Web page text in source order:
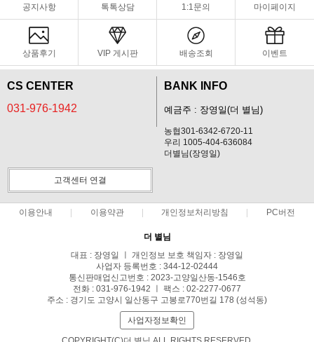
공지사항 톡톡상담 1:1문의 마이페이지
상품후기 VIP 게시판 배송조회 이벤트
CS CENTER
031-976-1942
BANK INFO
예금주 : 장영일(더 별님)
농협301-6342-6720-11
우리 1005-404-636084
더별님(장영일)
고객센터 연결
이용안내 이용약관 개인정보처리방침 PC버전
더 별님
대표 : 장영일 ㅣ 개인정보 보호 책임자 : 장영일
사업자 등록번호 : 344-12-02444
통신판매업신고번호 : 2023-고양일산동-1546호
전화 : 031-976-1942 ㅣ 팩스 : 02-2277-0677
주소 : 경기도 고양시 일산동구 고봉로770번길 178 (성석동)
사업자정보확인